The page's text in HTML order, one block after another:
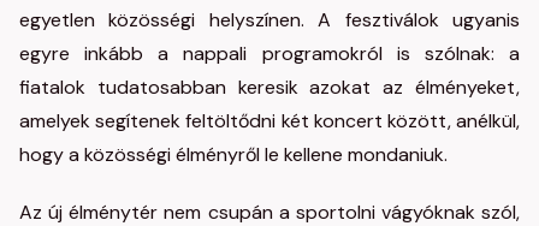
egyetlen közösségi helyszínen. A fesztiválok ugyanis
egyre inkább a nappali programokról is szólnak: a
fiatalok tudatosabban keresik azokat az élményeket,
amelyek segítenek feltöltődni két koncert között, anélkül,
hogy a közösségi élményről le kellene mondaniuk.
Az új élménytér nem csupán a sportolni vágyóknak szól,